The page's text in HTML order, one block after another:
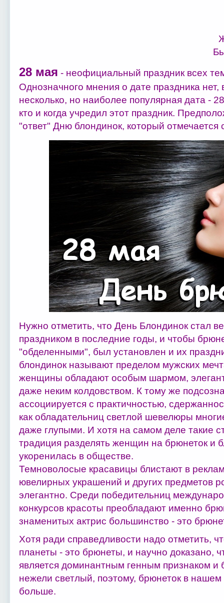
28 мая - неофициальный праздник всех
Однозначного мнения о дате праздника нет,
несколько, но наиболее популярная дата -
кто и когда учредил этот праздник.
"ответ" Дню блондинок, который отмечается
Нужно отметить, что День Блондинок стал
праздником в последние годы, и чтобы
"обделенными", был установлен и их
блондинок называют пределом мужских
женщины обладают особым шармом,
даже неким колдовством. К тому же
ассоциируется с практичностью,
как обладательниц светлой шевелюры
даже глупыми. И хотя на самом деле такие
традиция разделять женщин на брюнеток и
укоренилась в обществе.
Темноволосые красавицы блистают в
ювелирных украшений и других предметов
элегантно. Среди победительниц
конкурсов красоты преобладают именно
знаменитых актрис большинство - это
Хотя ради справедливости надо отметить,
планеты - это брюнеты, и научно доказано,
является доминантным генным признаком и
нежели светлый, поэтому, брюнеток в
больше.